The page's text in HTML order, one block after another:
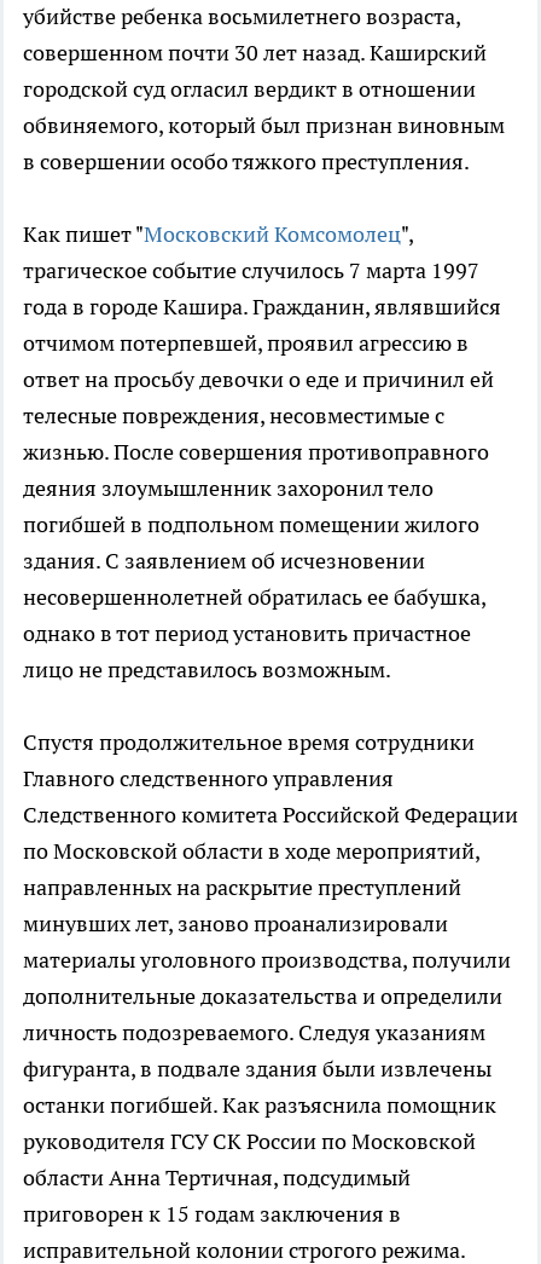
убийстве ребенка восьмилетнего возраста,
совершенном почти 30 лет назад. Каширский
городской суд огласил вердикт в отношении
обвиняемого, который был признан виновным
в совершении особо тяжкого преступления.
Как пишет "Московский Комсомолец",
трагическое событие случилось 7 марта 1997
года в городе Кашира. Гражданин, являвшийся
отчимом потерпевшей, проявил агрессию в
ответ на просьбу девочки о еде и причинил ей
телесные повреждения, несовместимые с
жизнью. После совершения противоправного
деяния злоумышленник захоронил тело
погибшей в подпольном помещении жилого
здания. С заявлением об исчезновении
несовершеннолетней обратилась ее бабушка,
однако в тот период установить причастное
лицо не представилось возможным.
Спустя продолжительное время сотрудники
Главного следственного управления
Следственного комитета Российской Федерации
по Московской области в ходе мероприятий,
направленных на раскрытие преступлений
минувших лет, заново проанализировали
материалы уголовного производства, получили
дополнительные доказательства и определили
личность подозреваемого. Следуя указаниям
фигуранта, в подвале здания были извлечены
останки погибшей. Как разъяснила помощник
руководителя ГСУ СК России по Московской
области Анна Тертичная, подсудимый
приговорен к 15 годам заключения в
исправительной колонии строгого режима.